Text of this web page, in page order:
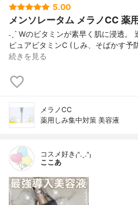
5.00
メンソレータム メラノCC 薬
˗ˏˋ Wのビタミンが素早く肌に浸透。
ピュアビタミンC (しみ、そばかす
続きを見る
メラノCC
薬用しみ集中対策 美容液
コスメ好き₍ᐢ.ˬ.ᐢ₎
ここあ